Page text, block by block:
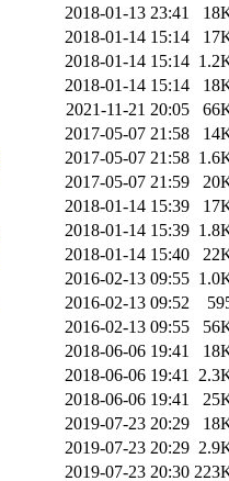
2018-01-13 23:41
2018-01-14 15:14
2018-01-14 15:14
2018-01-14 15:14
2021-11-21 20:05
2017-05-07 21:58
2017-05-07 21:58
2017-05-07 21:59
2018-01-14 15:39
2018-01-14 15:39
2018-01-14 15:40
2016-02-13 09:55
2016-02-13 09:52
2016-02-13 09:55
2018-06-06 19:41
2018-06-06 19:41
2018-06-06 19:41
2019-07-23 20:29
2019-07-23 20:29
2019-07-23 20:30